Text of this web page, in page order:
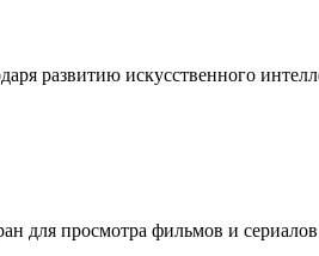
развитию искусственного
для просмотра фильмов и сериалов